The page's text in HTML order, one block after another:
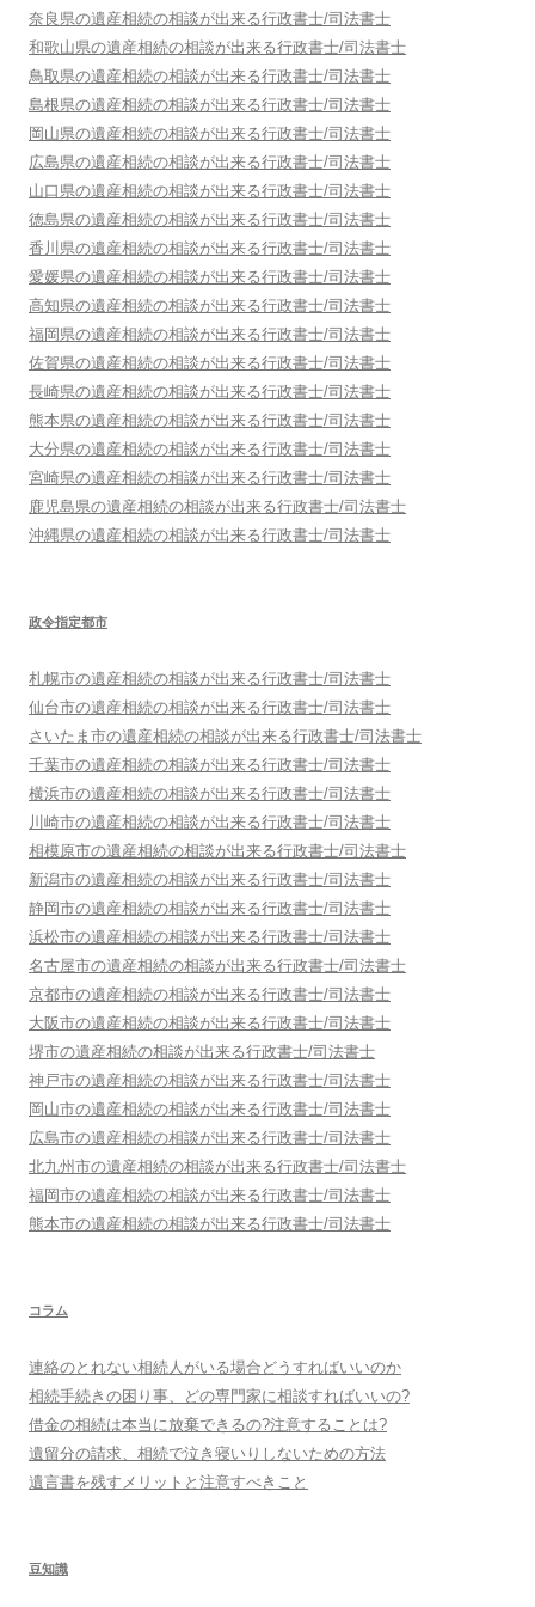
奈良県の遺産相続の相談が出来る行政書士/司法書士
和歌山県の遺産相続の相談が出来る行政書士/司法書士
鳥取県の遺産相続の相談が出来る行政書士/司法書士
島根県の遺産相続の相談が出来る行政書士/司法書士
岡山県の遺産相続の相談が出来る行政書士/司法書士
広島県の遺産相続の相談が出来る行政書士/司法書士
山口県の遺産相続の相談が出来る行政書士/司法書士
徳島県の遺産相続の相談が出来る行政書士/司法書士
香川県の遺産相続の相談が出来る行政書士/司法書士
愛媛県の遺産相続の相談が出来る行政書士/司法書士
高知県の遺産相続の相談が出来る行政書士/司法書士
福岡県の遺産相続の相談が出来る行政書士/司法書士
佐賀県の遺産相続の相談が出来る行政書士/司法書士
長崎県の遺産相続の相談が出来る行政書士/司法書士
熊本県の遺産相続の相談が出来る行政書士/司法書士
大分県の遺産相続の相談が出来る行政書士/司法書士
宮崎県の遺産相続の相談が出来る行政書士/司法書士
鹿児島県の遺産相続の相談が出来る行政書士/司法書士
沖縄県の遺産相続の相談が出来る行政書士/司法書士
政令指定都市
札幌市の遺産相続の相談が出来る行政書士/司法書士
仙台市の遺産相続の相談が出来る行政書士/司法書士
さいたま市の遺産相続の相談が出来る行政書士/司法書士
千葉市の遺産相続の相談が出来る行政書士/司法書士
横浜市の遺産相続の相談が出来る行政書士/司法書士
川崎市の遺産相続の相談が出来る行政書士/司法書士
相模原市の遺産相続の相談が出来る行政書士/司法書士
新潟市の遺産相続の相談が出来る行政書士/司法書士
静岡市の遺産相続の相談が出来る行政書士/司法書士
浜松市の遺産相続の相談が出来る行政書士/司法書士
名古屋市の遺産相続の相談が出来る行政書士/司法書士
京都市の遺産相続の相談が出来る行政書士/司法書士
大阪市の遺産相続の相談が出来る行政書士/司法書士
堺市の遺産相続の相談が出来る行政書士/司法書士
神戸市の遺産相続の相談が出来る行政書士/司法書士
岡山市の遺産相続の相談が出来る行政書士/司法書士
広島市の遺産相続の相談が出来る行政書士/司法書士
北九州市の遺産相続の相談が出来る行政書士/司法書士
福岡市の遺産相続の相談が出来る行政書士/司法書士
熊本市の遺産相続の相談が出来る行政書士/司法書士
コラム
連絡のとれない相続人がいる場合どうすればいいのか
相続手続きの困り事、どの専門家に相談すればいいの?
借金の相続は本当に放棄できるの?注意することは?
遺留分の請求、相続で泣き寝いりしないための方法
遺言書を残すメリットと注意すべきこと
豆知識